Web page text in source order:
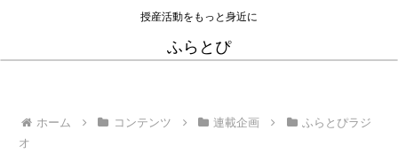
授産活動をもっと身近に
ふらとぴ
ホーム コンテンツ 連載企画
ふらとぴラジ
オ